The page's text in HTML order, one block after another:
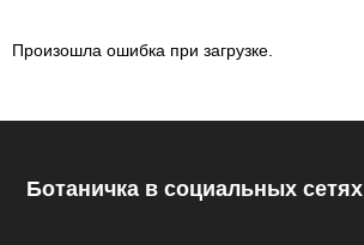
Произошла ошибка при загрузке.
Ботаничка в социальных сетях